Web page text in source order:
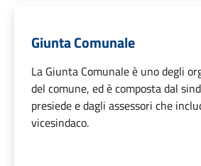
Giunta Comunale
La Giunta Comunale è uno degli
del comune, ed è composta dal
presiede e dagli assessori che
vicesindaco.